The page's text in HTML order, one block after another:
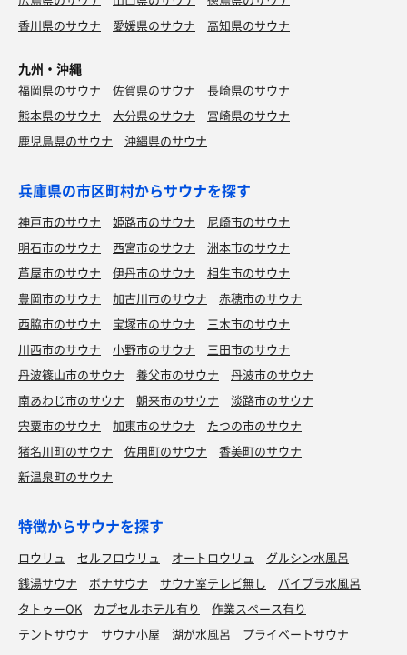
香川県のサウナ
愛媛県のサウナ 高知県のサウナ
九州・沖縄
福岡県のサウナ 佐賀県のサウナ
長崎県のサウナ
熊本県のサウナ
大分県のサウナ
宮崎県のサウナ
鹿児島県のサウナ
沖縄県のサウナ
兵庫県の市区町村からサウナを探す
神戸市のサウナ 姫路市のサウナ
尼崎市のサウナ
明石市のサウナ
西宮市のサウナ
洲本市のサウナ
芦屋市のサウナ
伊丹市のサウナ
相生市のサウナ
豊岡市のサウナ
加古川市のサウナ
赤穂市のサウナ
西脇市のサウナ
宝塚市のサウナ
三木市のサウナ
川西市のサウナ
小野市のサウナ
三田市のサウナ
丹波篠山市のサウナ
養父市のサウナ
丹波市のサウナ
南あわじ市のサウナ
朝来市のサウナ
淡路市のサウナ
宍粟市のサウナ
加東市のサウナ
たつの市のサウナ
猪名川町のサウナ
佐用町のサウナ
香美町のサウナ
新温泉町のサウナ
特徴からサウナを探す
ロウリュ セルフロウリュ オートロウリュ
グルシン水風呂
銭湯サウナ
ボナサウナ サウナ室テレビ無し
バイブラ水風呂
タトゥーOK
カプセルホテル有り
作業スペース有り
テントサウナ
サウナ小屋 湖が水風呂 プライベートサウナ